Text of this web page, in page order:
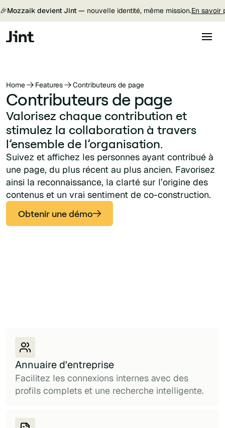
🎉Mozzaik devient Jint — nouvelle identité, même mission.En savoir
Home Features Contributeurs de page
Contributeurs de page
Valorisez chaque contribution et
stimulez la collaboration à travers
l’ensemble de l’organisation.
Suivez et affichez les personnes ayant contribué à
une page, du plus récent au plus ancien. Favorisez
ainsi la reconnaissance, la clarté sur l’origine des
contenus et un vrai sentiment de co-construction.
Obtenir une démo
Annuaire d'entreprise
Facilitez les connexions internes avec des
profils complets et une recherche intelligente.